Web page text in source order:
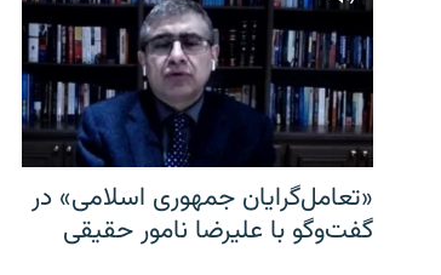
«تعامل‌گرایان جمهوری اسلامی» در
گفت‌وگو با علیرضا نامور حقیقی